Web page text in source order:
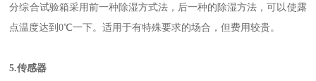
分综合试验箱采用前一种除湿方式法，后一种的除湿方法，可以使露
点温度达到0℃一下。适用于有特殊要求的场合，但费用较贵。
5.传感器